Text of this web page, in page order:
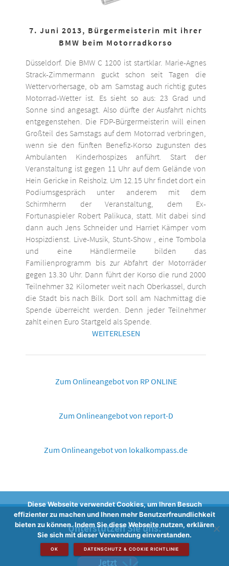
7. Juni 2013, Bürgermeisterin mit ihrer
BMW beim Motorradkorso
Düsseldorf. Die BMW C 1200 ist startklar. Marie-Agnes
Strack-Zimmermann guckt schon seit Tagen die
Wettervorhersage, ob am Samstag auch richtig gutes
Motorrad-Wetter ist. Es sieht so aus: 23 Grad und
Sonne sind angesagt. Also dürfte der Ausfahrt nichts
entgegenstehen. Die FDP-Bürgermeisterin will einen
Großteil des Samstags auf dem Motorrad verbringen,
wenn sie den fünften Benefiz-Korso zugunsten des
Ambulanten Kinderhospizes anführt. Start der
Veranstaltung ist gegen 11 Uhr auf dem Gelände von
Hein Gericke in Reisholz. Um 12.15 Uhr findet dort ein
Podiumsgespräch unter anderem mit dem
Schirmherrn der Veranstaltung, dem Ex-
Fortunaspieler Robert Palikuca, statt. Mit dabei sind
dann auch Jens Schneider und Harriet Kämper vom
Hospizdienst. Live-Musik, Stunt-Show , eine Tombola
und eine Händlermeile bilden das
Familienprogramm bis zur Abfahrt der Motorräder
gegen 13.30 Uhr. Dann führt der Korso die rund 2000
Teilnehmer 32 Kilometer weit nach Oberkassel, durch
die Stadt bis nach Bilk. Dort soll am Nachmittag die
Spende überreicht werden. Denn jeder Teilnehmer
zahlt einen Euro Startgeld als Spende.
WEITERLESEN
Zum Onlineangebot von RP ONLINE
Zum Onlineangebot von report-D
Zum Onlineangebot von lokalkompass.de
Unterstützen Sie uns:
Diese Webseite verwendet Cookies, um Ihren Besuch
effizienter zu machen und Ihnen mehr Benutzerfreundlichkeit
bieten zu können. Indem Sie diese Webseite nutzen, erklären
Sie sich mit dieser Verwendung einverstanden.
OK DATENSCHUTZ & COOKIE RICHTLINIE